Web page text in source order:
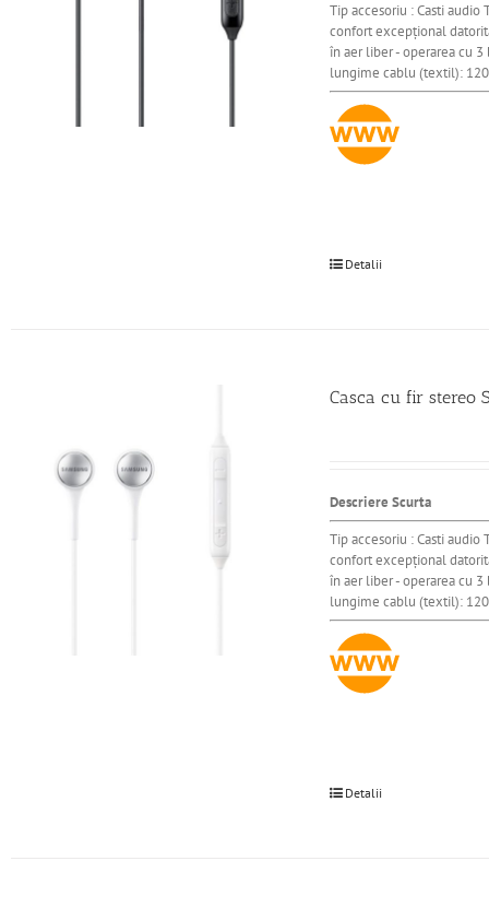
Tip accesoriu : Casti
confort excepțional
în aer liber - operarea cu
lungime cablu (textil):
Detalii
Casca cu fir stereo
Descriere Scurta
Tip accesoriu : Casti
confort excepțional
în aer liber - operarea cu
lungime cablu (textil):
Detalii